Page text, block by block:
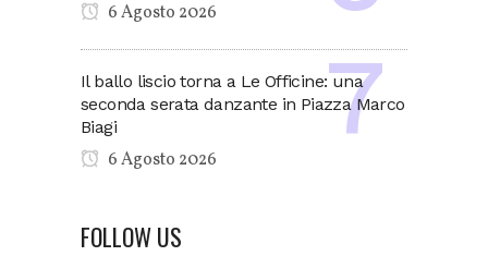
6 Agosto 2026
Il ballo liscio torna a Le Officine: una
seconda serata danzante in Piazza Marco
Biagi
6 Agosto 2026
FOLLOW US